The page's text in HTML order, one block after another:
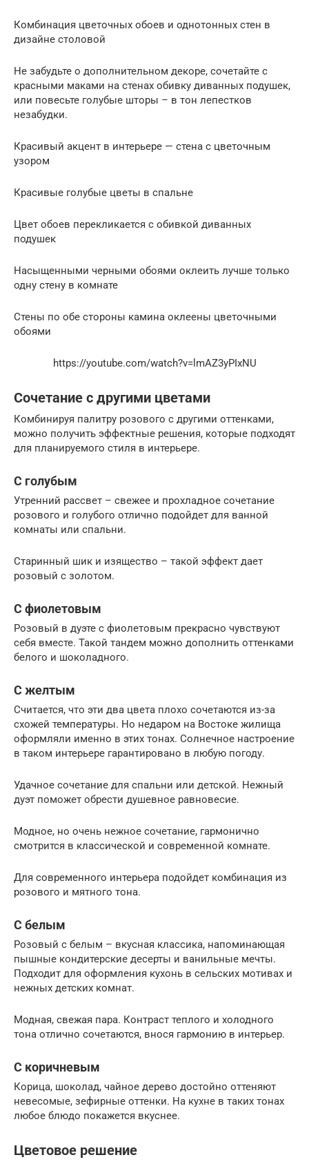
Комбинация цветочных обоев и однотонных стен в
дизайне столовой
Не забудьте о дополнительном декоре, сочетайте с
красными маками на стенах обивку диванных подушек,
или повесьте голубые шторы – в тон лепестков
незабудки.
Красивый акцент в интерьере — стена с цветочным
узором
Красивые голубые цветы в спальне
Цвет обоев перекликается с обивкой диванных
подушек
Насыщенными черными обоями оклеить лучше только
одну стену в комнате
Стены по обе стороны камина оклеены цветочными
обоями
https://youtube.com/watch?v=lmAZ3yPIxNU
Сочетание с другими цветами
Комбинируя палитру розового с другими оттенками,
можно получить эффектные решения, которые подходят
для планируемого стиля в интерьере.
С голубым
Утренний рассвет – свежее и прохладное сочетание
розового и голубого отлично подойдет для ванной
комнаты или спальни.
Старинный шик и изящество – такой эффект дает
розовый с золотом.
С фиолетовым
Розовый в дуэте с фиолетовым прекрасно чувствуют
себя вместе. Такой тандем можно дополнить оттенками
белого и шоколадного.
С желтым
Считается, что эти два цвета плохо сочетаются из-за
схожей температуры. Но недаром на Востоке жилища
оформляли именно в этих тонах. Солнечное настроение
в таком интерьере гарантировано в любую погоду.
Удачное сочетание для спальни или детской. Нежный
дуэт поможет обрести душевное равновесие.
Модное, но очень нежное сочетание, гармонично
смотрится в классической и современной комнате.
Для современного интерьера подойдет комбинация из
розового и мятного тона.
С белым
Розовый с белым – вкусная классика, напоминающая
пышные кондитерские десерты и ванильные мечты.
Подходит для оформления кухонь в сельских мотивах и
нежных детских комнат.
Модная, свежая пара. Контраст теплого и холодного
тона отлично сочетаются, внося гармонию в интерьер.
С коричневым
Корица, шоколад, чайное дерево достойно оттеняют
невесомые, зефирные оттенки. На кухне в таких тонах
любое блюдо покажется вкуснее.
Цветовое решение